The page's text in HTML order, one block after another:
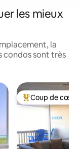
les mieux
la
condos sont très
Coup de cœur
Coup de cœur